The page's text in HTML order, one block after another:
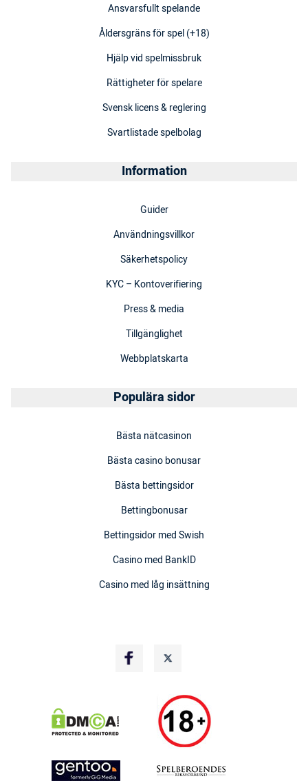
Ansvarsfullt spelande
Åldersgräns för spel (+18)
Hjälp vid spelmissbruk
Rättigheter för spelare
Svensk licens & reglering
Svartlistade spelbolag
Information
Guider
Användningsvillkor
Säkerhetspolicy
KYC – Kontoverifiering
Press & media
Tillgänglighet
Webbplatskarta
Populära sidor
Bästa nätcasinon
Bästa casino bonusar
Bästa bettingsidor
Bettingbonusar
Bettingsidor med Swish
Casino med BankID
Casino med låg insättning